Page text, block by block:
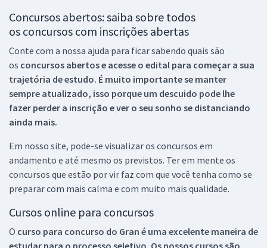
Concursos abertos: saiba sobre todos
os concursos com inscrições abertas
Conte com a nossa ajuda para ficar sabendo quais são
os concursos abertos e acesse o edital para começar a sua
trajetória de estudo. É muito importante se manter
sempre atualizado, isso porque um descuido pode lhe
fazer perder a inscrição e ver o seu sonho se distanciando
ainda mais.
Em nosso site, pode-se visualizar os concursos em
andamento e até mesmo os previstos. Ter em mente os
concursos que estão por vir faz com que você tenha como se
preparar com mais calma e com muito mais qualidade.
Cursos online para concursos
O curso para concurso do Gran é uma excelente maneira de
estudar para o processo seletivo. Os nossos cursos são